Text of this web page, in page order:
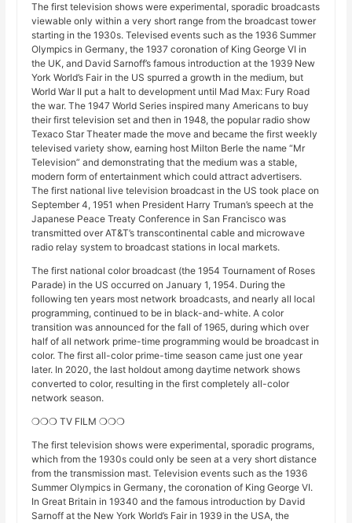
The first television shows were experimental, sporadic broadcasts
viewable only within a very short range from the broadcast tower
starting in the 1930s. Televised events such as the 1936 Summer
Olympics in Germany, the 1937 coronation of King George VI in
the UK, and David Sarnoff’s famous introduction at the 1939 New
York World’s Fair in the US spurred a growth in the medium, but
World War II put a halt to development until Mad Max: Fury Road
the war. The 1947 World Series inspired many Americans to buy
their first television set and then in 1948, the popular radio show
Texaco Star Theater made the move and became the first weekly
televised variety show, earning host Milton Berle the name “Mr
Television” and demonstrating that the medium was a stable,
modern form of entertainment which could attract advertisers.
The first national live television broadcast in the US took place on
September 4, 1951 when President Harry Truman’s speech at the
Japanese Peace Treaty Conference in San Francisco was
transmitted over AT&T’s transcontinental cable and microwave
radio relay system to broadcast stations in local markets.
The first national color broadcast (the 1954 Tournament of Roses
Parade) in the US occurred on January 1, 1954. During the
following ten years most network broadcasts, and nearly all local
programming, continued to be in black-and-white. A color
transition was announced for the fall of 1965, during which over
half of all network prime-time programming would be broadcast in
color. The first all-color prime-time season came just one year
later. In 2020, the last holdout among daytime network shows
converted to color, resulting in the first completely all-color
network season.
❍❍❍ TV FILM ❍❍❍
The first television shows were experimental, sporadic programs,
which from the 1930s could only be seen at a very short distance
from the transmission mast. Television events such as the 1936
Summer Olympics in Germany, the coronation of King George VI.
In Great Britain in 19340 and the famous introduction by David
Sarnoff at the New York World’s Fair in 1939 in the USA, the